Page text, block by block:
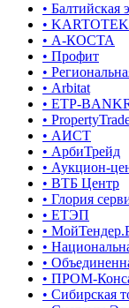
• Балтийская
•
• А-КОСТА
• Профит
•
• Arbitat
• ETP-
•
• АИСТ
• АрбиТрейд
• Аукцион-
• ВТБ Центр
• Глория
• ЕТЭП
•
•
•
• ПРОМ-
• Сибирская